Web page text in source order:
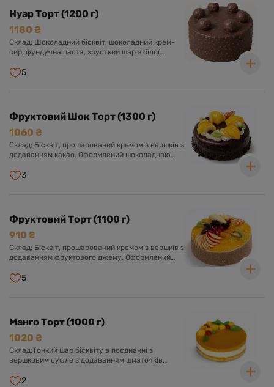
Нуар Торт (1200 г)
1180 ₴
Склад: Шоколадний бісквіт, шоколадний крем-
сир, фундучна паста, хрусткий шар з білої
шоколадом і фундуком.
5
Фруктовий Шок Торт (1300 г)
1060 ₴
Склад: Бісквіт, прошарований кремом з вершків з
додаванням какао. Оформлений шоколадною
желе.
3
Фруктовий Торт (1100 г)
910 ₴
Склад: Бісквіт, прошарований кремом з вершків з
додаванням фруктового джему. Оформлений
прозорому желе.
5
Манго Торт (1000 г)
1020 ₴
Склад:Тонкий шар бісквіту в поєднанні з
вершковим суфле з додаванням шматочків
2